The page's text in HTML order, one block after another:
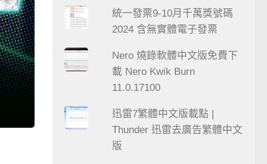
統一發票9-10月千萬獎號碼
2024 含無實體電子發票
Nero 燒錄軟體中文版免費下
載 Nero Kwik Burn
11.0.17100
迅雷7繁體中文版載點 |
Thunder 迅雷去廣告繁體中文
版